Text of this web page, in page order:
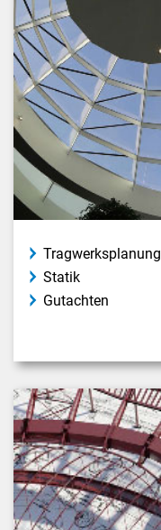
Tragwerksplanung
Statik
Gutachten